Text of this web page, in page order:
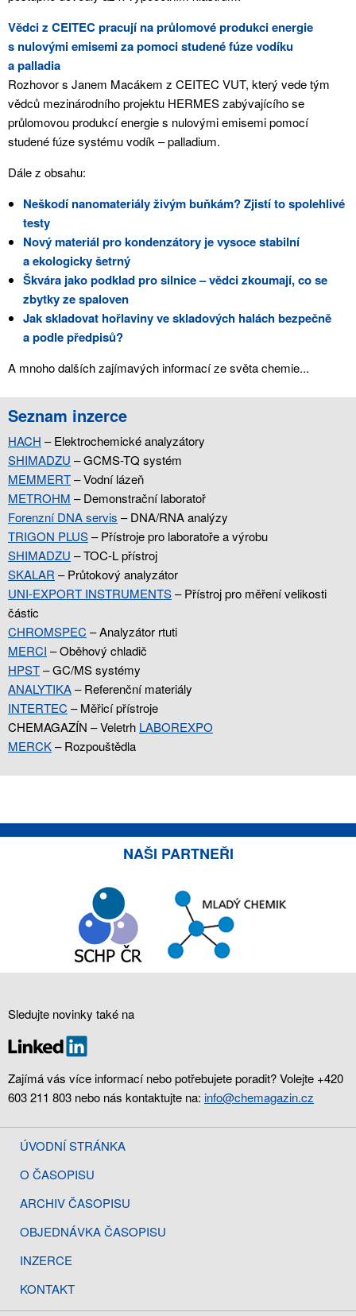
Vědci z CEITEC pracují na průlomové produkci energie
s nulovými emisemi za pomoci studené fúze vodíku
a palladia
Rozhovor s Janem Macákem z CEITEC VUT, který vede tým
vědců mezinárodního projektu HERMES zabývajícího se
průlomovou produkcí energie s nulovými emisemi pomocí
studené fúze systému vodík – palladium.
Dále z obsahu:
Neškodí nanomateriály živým buňkám? Zjistí to spolehlivé
testy
Nový materiál pro kondenzátory je vysoce stabilní
a ekologicky šetrný
Škvára jako podklad pro silnice – vědci zkoumají, co se
zbytky ze spaloven
Jak skladovat hořlaviny ve skladových halách bezpečně
a podle předpisů?
A mnoho dalších zajímavých informací ze světa chemie...
Seznam inzerce
HACH – Elektrochemické analyzátory
SHIMADZU – GCMS-TQ systém
MEMMERT– Vodní lázeň
METROHM – Demonstrační laboratoř
Forenzní DNA servis – DNA/RNA analýzy
TRIGON PLUS– Přístroje pro laboratoře a výrobu
SHIMADZU – TOC-L přístroj
SKALAR – Průtokový analyzátor
UNI-EXPORT INSTRUMENTS– Přístroj pro měření velikosti
částic
CHROMSPEC – Analyzátor rtuti
MERCI – Oběhový chladič
HPST– GC/MS systémy
ANALYTIKA– Referenční materiály
INTERTEC – Měřicí přístroje
CHEMAGAZÍN – Veletrh LABOREXPO
MERCK– Rozpouštědla
NAŠI PARTNEŘI
Sledujte novinky také na
Zajímá vás více informací nebo potřebujete poradit? Volejte +420
603 211 803 nebo nás kontaktujte na: info@chemagazin.cz
ÚVODNÍ STRÁNKA
O ČASOPISU
ARCHIV ČASOPISU
OBJEDNÁVKA ČASOPISU
INZERCE
KONTAKT